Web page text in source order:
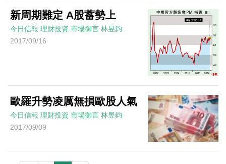
新周期難定 A股蓄勢上
今日信報 理財投資 市場御言 林昱鈞
2017/09/16
歐羅升勢凌厲無損歐股人氣
今日信報 理財投資 市場御言 林昱鈞
2017/09/09